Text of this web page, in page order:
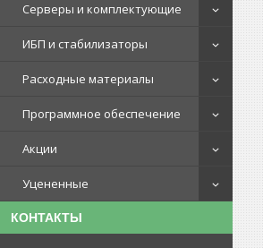
Серверы и комплектующие
ИБП и стабилизаторы
Расходные материалы
Программное обеспечение
Акции
Уцененные
КОНТАКТЫ